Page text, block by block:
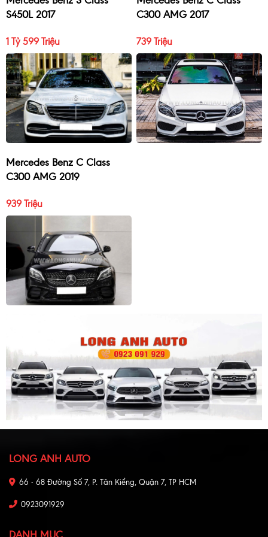
S450L 2017
1 Tỷ 599 Triệu
C300 AMG 2017
739 Triệu
Mercedes Benz C Class
C300 AMG 2019
939 Triệu
LONG ANH AUTO
66 - 68 Đường Số 7, P. Tân Kiểng, Quận 7, TP HCM
0923091929